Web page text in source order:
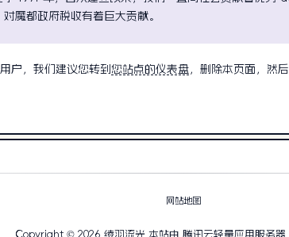
魔都政府税收有着巨大贡献。
户，我们建议您转到您站点的仪表盘 ，删除本页面，然
网站地图
Copyright © 2026 绫羽流光 本站由 腾讯云轻量应用服务器